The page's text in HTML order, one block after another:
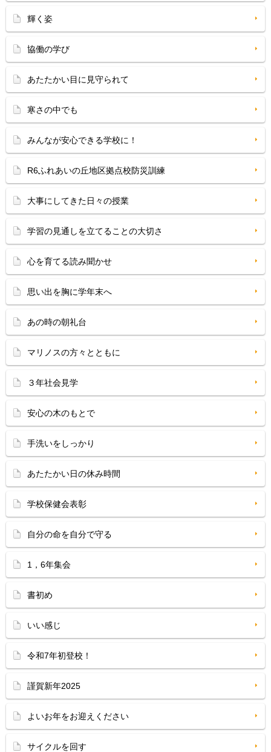
輝く姿
協働の学び
あたたかい目に見守られて
寒さの中でも
みんなが安心できる学校に！
R6ふれあいの丘地区拠点校防災訓練
大事にしてきた日々の授業
学習の見通しを立てることの大切さ
心を育てる読み聞かせ
思い出を胸に学年末へ
あの時の朝礼台
マリノスの方々とともに
３年社会見学
安心の木のもとで
手洗いをしっかり
あたたかい日の休み時間
学校保健会表彰
自分の命を自分で守る
1，6年集会
書初め
いい感じ
令和7年初登校！
謹賀新年2025
よいお年をお迎えください
サイクルを回す